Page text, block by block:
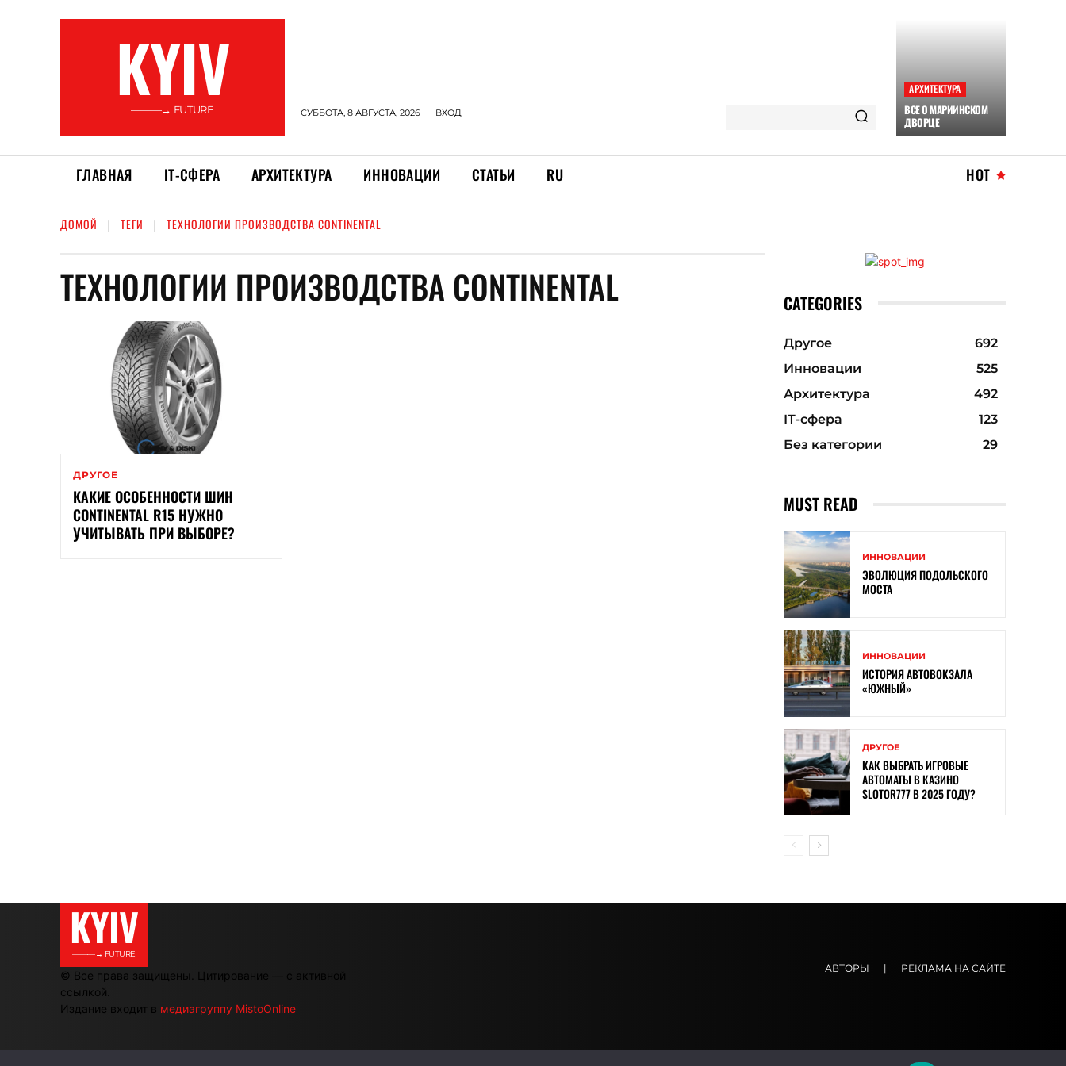
KYIV
———→ FUTURE СУББОТА, 8 АВГУСТА, 2026 ВХОД
АРХИТЕКТУРА
ВСЕ О МАРИИНСКОМ
ДВОРЦЕ
ГЛАВНАЯ ІТ-СФЕРА АРХИТЕКТУРА ИННОВАЦИИ СТАТЬИ RU HOT
ДОМОЙ ТЕГИ ТЕХНОЛОГИИ ПРОИЗВОДСТВА CONTINENTAL
ТЕХНОЛОГИИ ПРОИЗВОДСТВА CONTINENTAL
ДРУГОЕ
КАКИЕ ОСОБЕННОСТИ ШИН
CONTINENTAL R15 НУЖНО
УЧИТЫВАТЬ ПРИ ВЫБОРЕ?
CATEGORIES
Другое
692
Инновации
525
Архитектура
492
ІТ-сфера
123
Без категории
29
MUST READ
ИННОВАЦИИ
ЭВОЛЮЦИЯ ПОДОЛЬСКОГО
МОСТА
ИННОВАЦИИ
ИСТОРИЯ АВТОВОКЗАЛА
«ЮЖНЫЙ»
ДРУГОЕ
КАК ВЫБРАТЬ ИГРОВЫЕ
АВТОМАТЫ В КАЗИНО
SLOTOR777 В 2025 ГОДУ?
KYIV
———→ FUTURE
© Все права защищены. Цитирование — с активной
ссылкой.
Издание входит в медиагруппу MistoOnline
АВТОРЫ | РЕКЛАМА НА САЙТЕ